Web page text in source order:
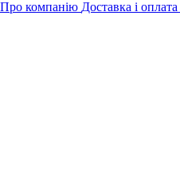
Про компанію Доставка і оплата